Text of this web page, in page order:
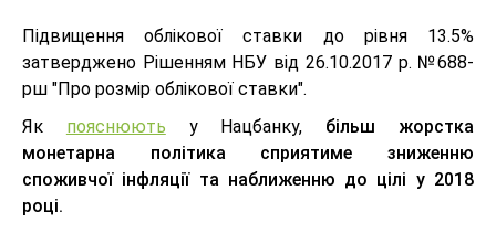
Підвищення облікової ставки до рівня 13.5%
затверджено Рішенням НБУ від 26.10.2017 р. №688-
рш "Про розмір облікової ставки".
Як пояснюють у Нацбанку, більш жорстка
монетарна політика сприятиме зниженню
споживчої інфляції та наближенню до цілі у 2018
році.